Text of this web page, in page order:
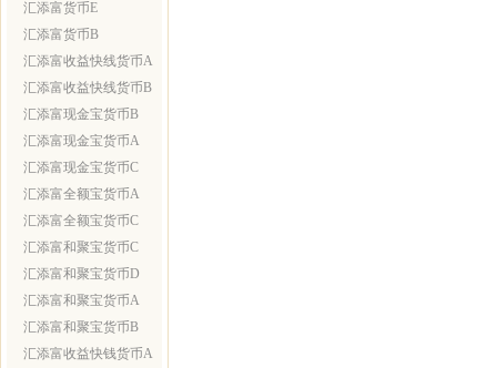
汇添富货币E
汇添富货币B
汇添富收益快线货币A
汇添富收益快线货币B
汇添富现金宝货币B
汇添富现金宝货币A
汇添富现金宝货币C
汇添富全额宝货币A
汇添富全额宝货币C
汇添富和聚宝货币C
汇添富和聚宝货币D
汇添富和聚宝货币A
汇添富和聚宝货币B
汇添富收益快钱货币A